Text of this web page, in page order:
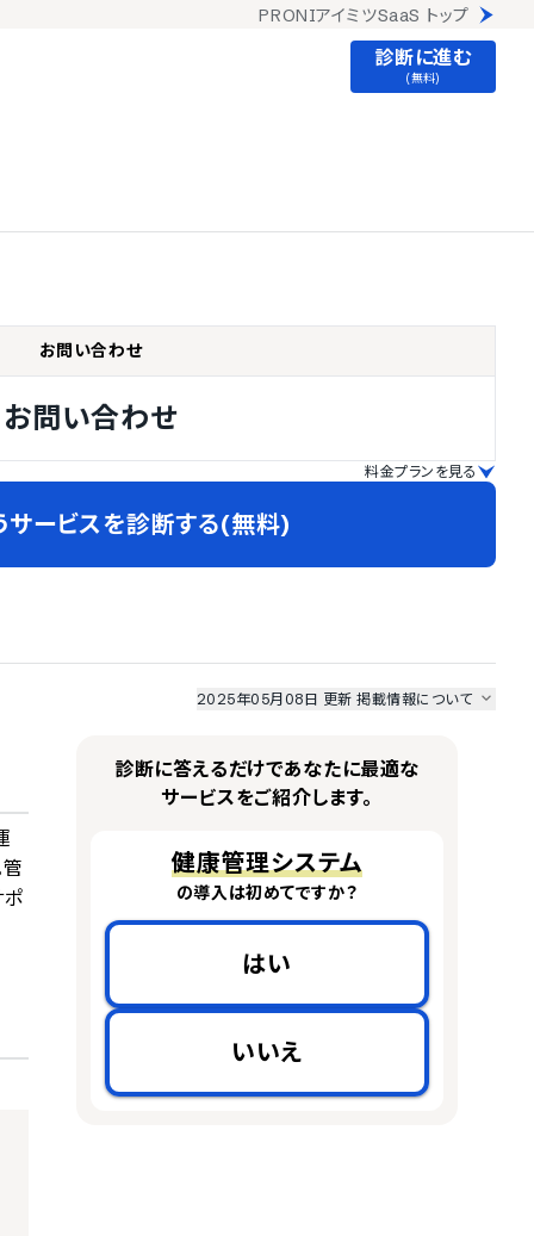
PRONIアイミツSaaS トップ
診断に進む
(無料)
お問い合わせ
お問い合わせ
料金プランを見る
サービスを診断する(無料)
2025年05月08日 更新掲載情報について
一部
PRONIアイミツSaaS
のサービスデータを参照しています。
業界DX最強ナビ編集部 情報取得元
診断に答えるだけであなたに最適な
サービスをご紹介します。
健康管理システム
の導入は初めてですか？
はい
いいえ